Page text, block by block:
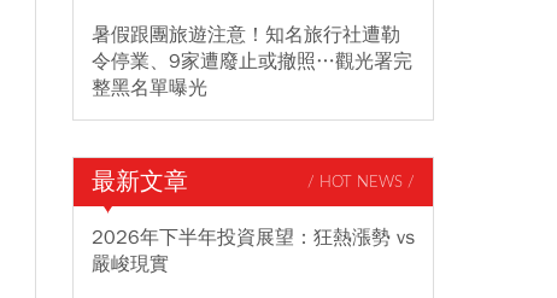
暑假跟團旅遊注意！知名旅行社遭勒
令停業、9家遭廢止或撤照…觀光署完
整黑名單曝光
最新文章 / HOT NEWS /
2026年下半年投資展望：狂熱漲勢 vs
嚴峻現實